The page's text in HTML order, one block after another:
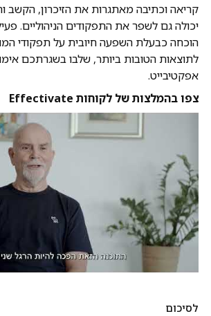
קריאה וכתיבה מאתגרות את הזיכרון, הקשב
יכולה גם לשפר את התפקודים הניהוליים.
הוכחה כבעלת השפעה חיובית על תפקודי
לתוצאות הטובות ביותר, שלבו בשגרתכם
אפקטיבייט.
צפו בהמלצות של לקוחות Effectivate
לסיכום